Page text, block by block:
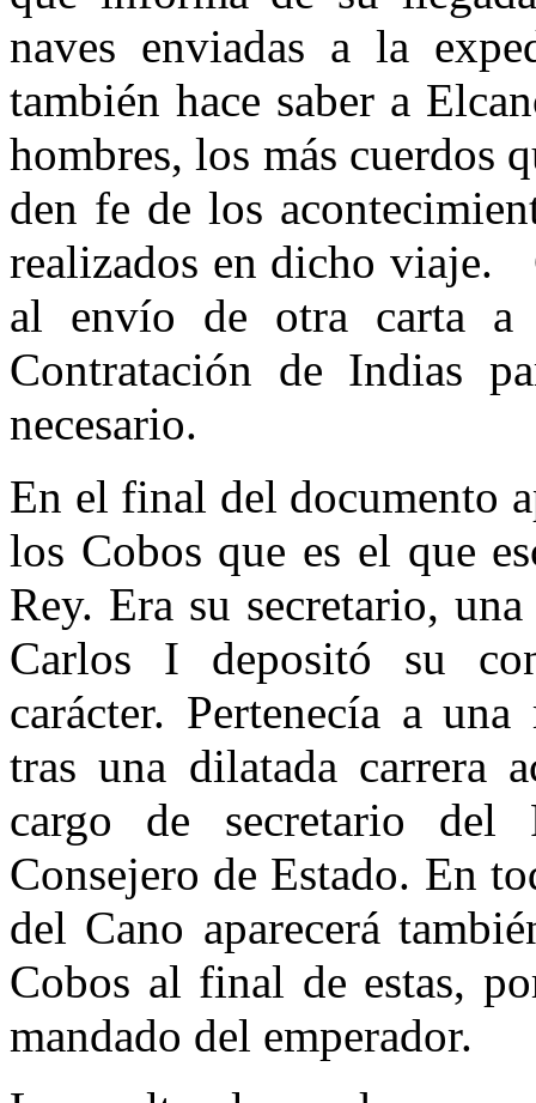
naves enviadas a la
también hace saber a
hombres, los más cuerdos
den fe de los
realizados en dicho viaje.
al envío de otra carta
Contratación de Indias
necesario.
En el final del documento
los Cobos que es el que
Rey. Era su secretario,
Carlos I depositó su
carácter. Pertenecía a
tras una dilatada carrera
cargo de secretario del
Consejero de Estado. En
del Cano aparecerá
Cobos al final de estas,
mandado del emperador.